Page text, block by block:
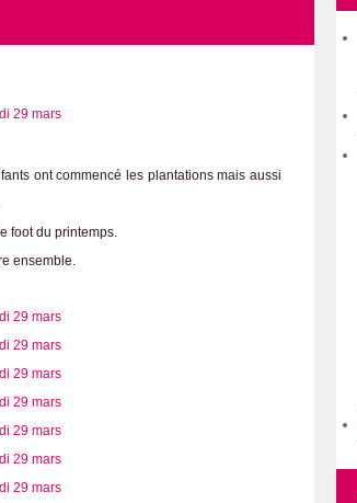
ont commencé les plantations mais aussi
foot du printemps.
ensemble.